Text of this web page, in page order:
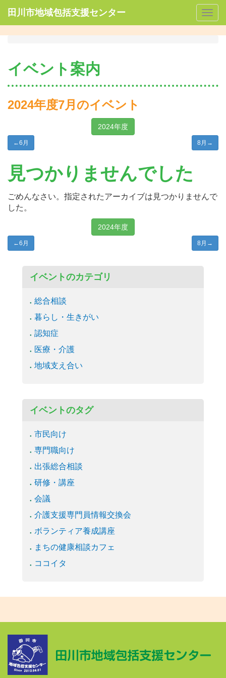
田川市地域包括支援センター
イベント案内
2024年度7月のイベント
2024年度
←6月 8月 →
見つかりませんでした
ごめんなさい。指定されたアーカイブは見つかりませんで
した。
2024年度
←6月 8月 →
イベントのカテゴリ
総合相談
暮らし・生きがい
認知症
医療・介護
地域支え合い
イベントのタグ
市民向け
専門職向け
出張総合相談
研修・講座
会議
介護支援専門員情報交換会
ボランティア養成講座
まちの健康相談カフェ
ココイタ